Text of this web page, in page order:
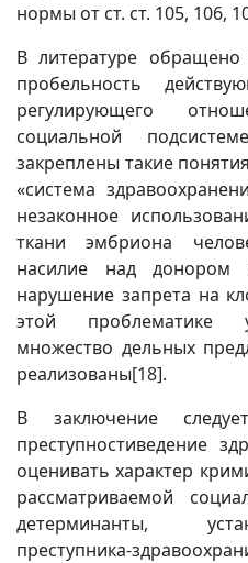
нормы от ст. ст. 105, 106,
В литературе
пробельность
регулирующего
социальной
закреплены такие
«система
незаконное
ткани эмбриона
насилие над донором
нарушение запрета на
этой проблематике
множество дельных
реализованы[18].
В заключение
преступностиведение
оценивать характер
рассматриваемой
детерминанты,
преступника-